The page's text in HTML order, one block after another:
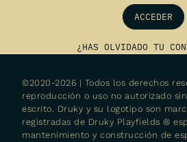
ACCEDER
¿HAS OLVIDADO TU
©2020-2026 | Todos los derechos
reproducción o uso no autorizado
escrito. Druky y su logotipo son
registradas de Druky Playfields ®
mantenimiento y construcción de